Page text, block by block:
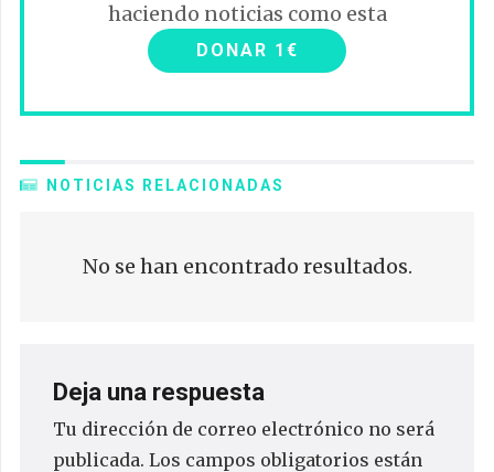
haciendo noticias como esta
DONAR 1€
NOTICIAS RELACIONADAS
No se han encontrado resultados.
Deja una respuesta
Tu dirección de correo electrónico no será
publicada. Los campos obligatorios están